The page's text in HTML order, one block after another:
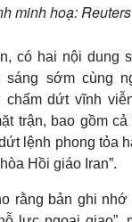
minh hoạ: Reuters
có hai nội dung
sớm cùng
chấm dứt vĩnh
trận, bao gồm
lệnh phong tỏa
Hồi giáo Iran”.
rằng bản ghi nhớ